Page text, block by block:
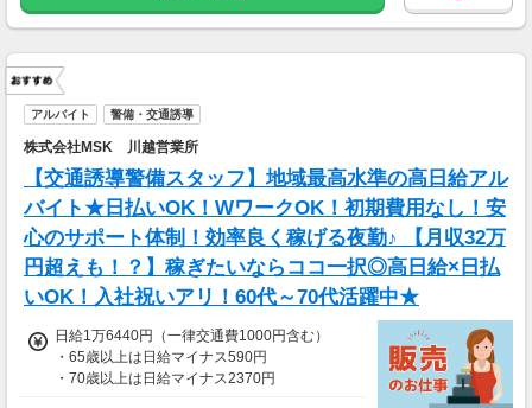
アルバイト 警備・交通誘導
株式会社MSK 川越営業所
【交通誘導警備スタッフ】地域最高水準の高日給アル
バイト★日払いOK！WワークOK！初期費用なし！安
心のサポート体制！効率良く稼げる夜勤♪ 【月収32万
円超えも！？】稼ぎたいならココ一択◎高日給×日払
いOK！入社祝いアリ！60代～70代活躍中★
日給1万6440円（一律交通費1000円含む）
・65歳以上は日給マイナス590円
・70歳以上は日給マイナス2370円